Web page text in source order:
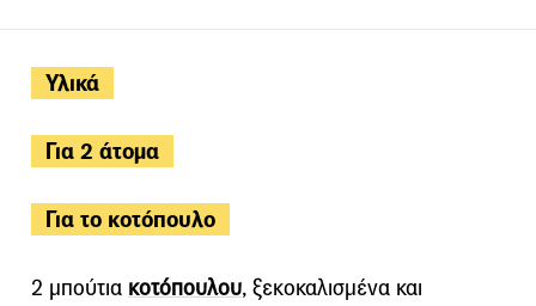
Υλικά
Για 2 άτομα
Για το κοτόπουλο
2 μπούτια κοτόπουλου, ξεκοκαλισμένα και